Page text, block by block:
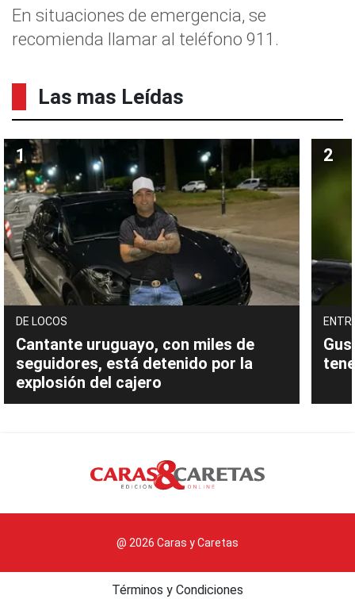
En situaciones de emergencia, se
recomienda llamar al teléfono 911.
Las mas Leídas
DE LOCOS
Cantante uruguayo, con miles de
seguidores, está detenido por la
explosión del cajero
@ 2026 Caras y Caretas
Términos y Condiciones